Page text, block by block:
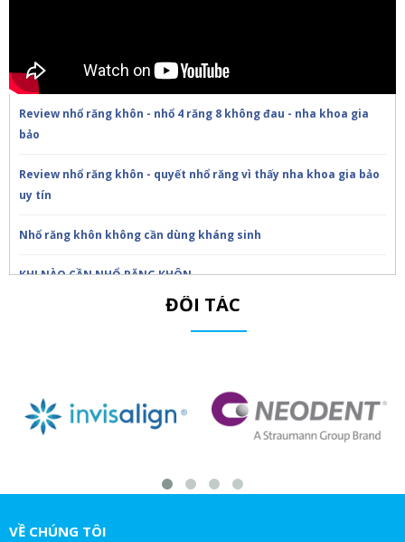
Review nhổ răng khôn - nhổ 4 răng 8 không đau - nha khoa gia
bảo
Review nhổ răng khôn - quyết nhổ răng vì thấy nha khoa gia bảo
uy tín
Nhổ răng khôn không cần dùng kháng sinh
KHI NÀO CẦN NHỔ RĂNG KHÔN
Trồng răng Implant ăn nhai thế nào?!Nha Khoa Gia Bảo
Chú Thọ 70 tuổi| SAO VẪN QUYẾT ĐỊNH CẤY IMPLANT|Nha Khoa
Gia Bảo
Nha Khoa Gia Bảo - TRI ÂN NHÂN VIÊN NGÂN HÀNG – ƯU ĐÃI ĐẶC
ĐỐI TÁC
VỀ CHÚNG TÔI